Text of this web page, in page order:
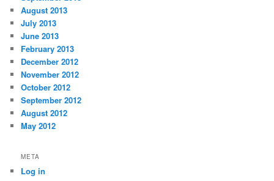
August 2013
July 2013
June 2013
February 2013
December 2012
November 2012
October 2012
September 2012
August 2012
May 2012
META
Log in